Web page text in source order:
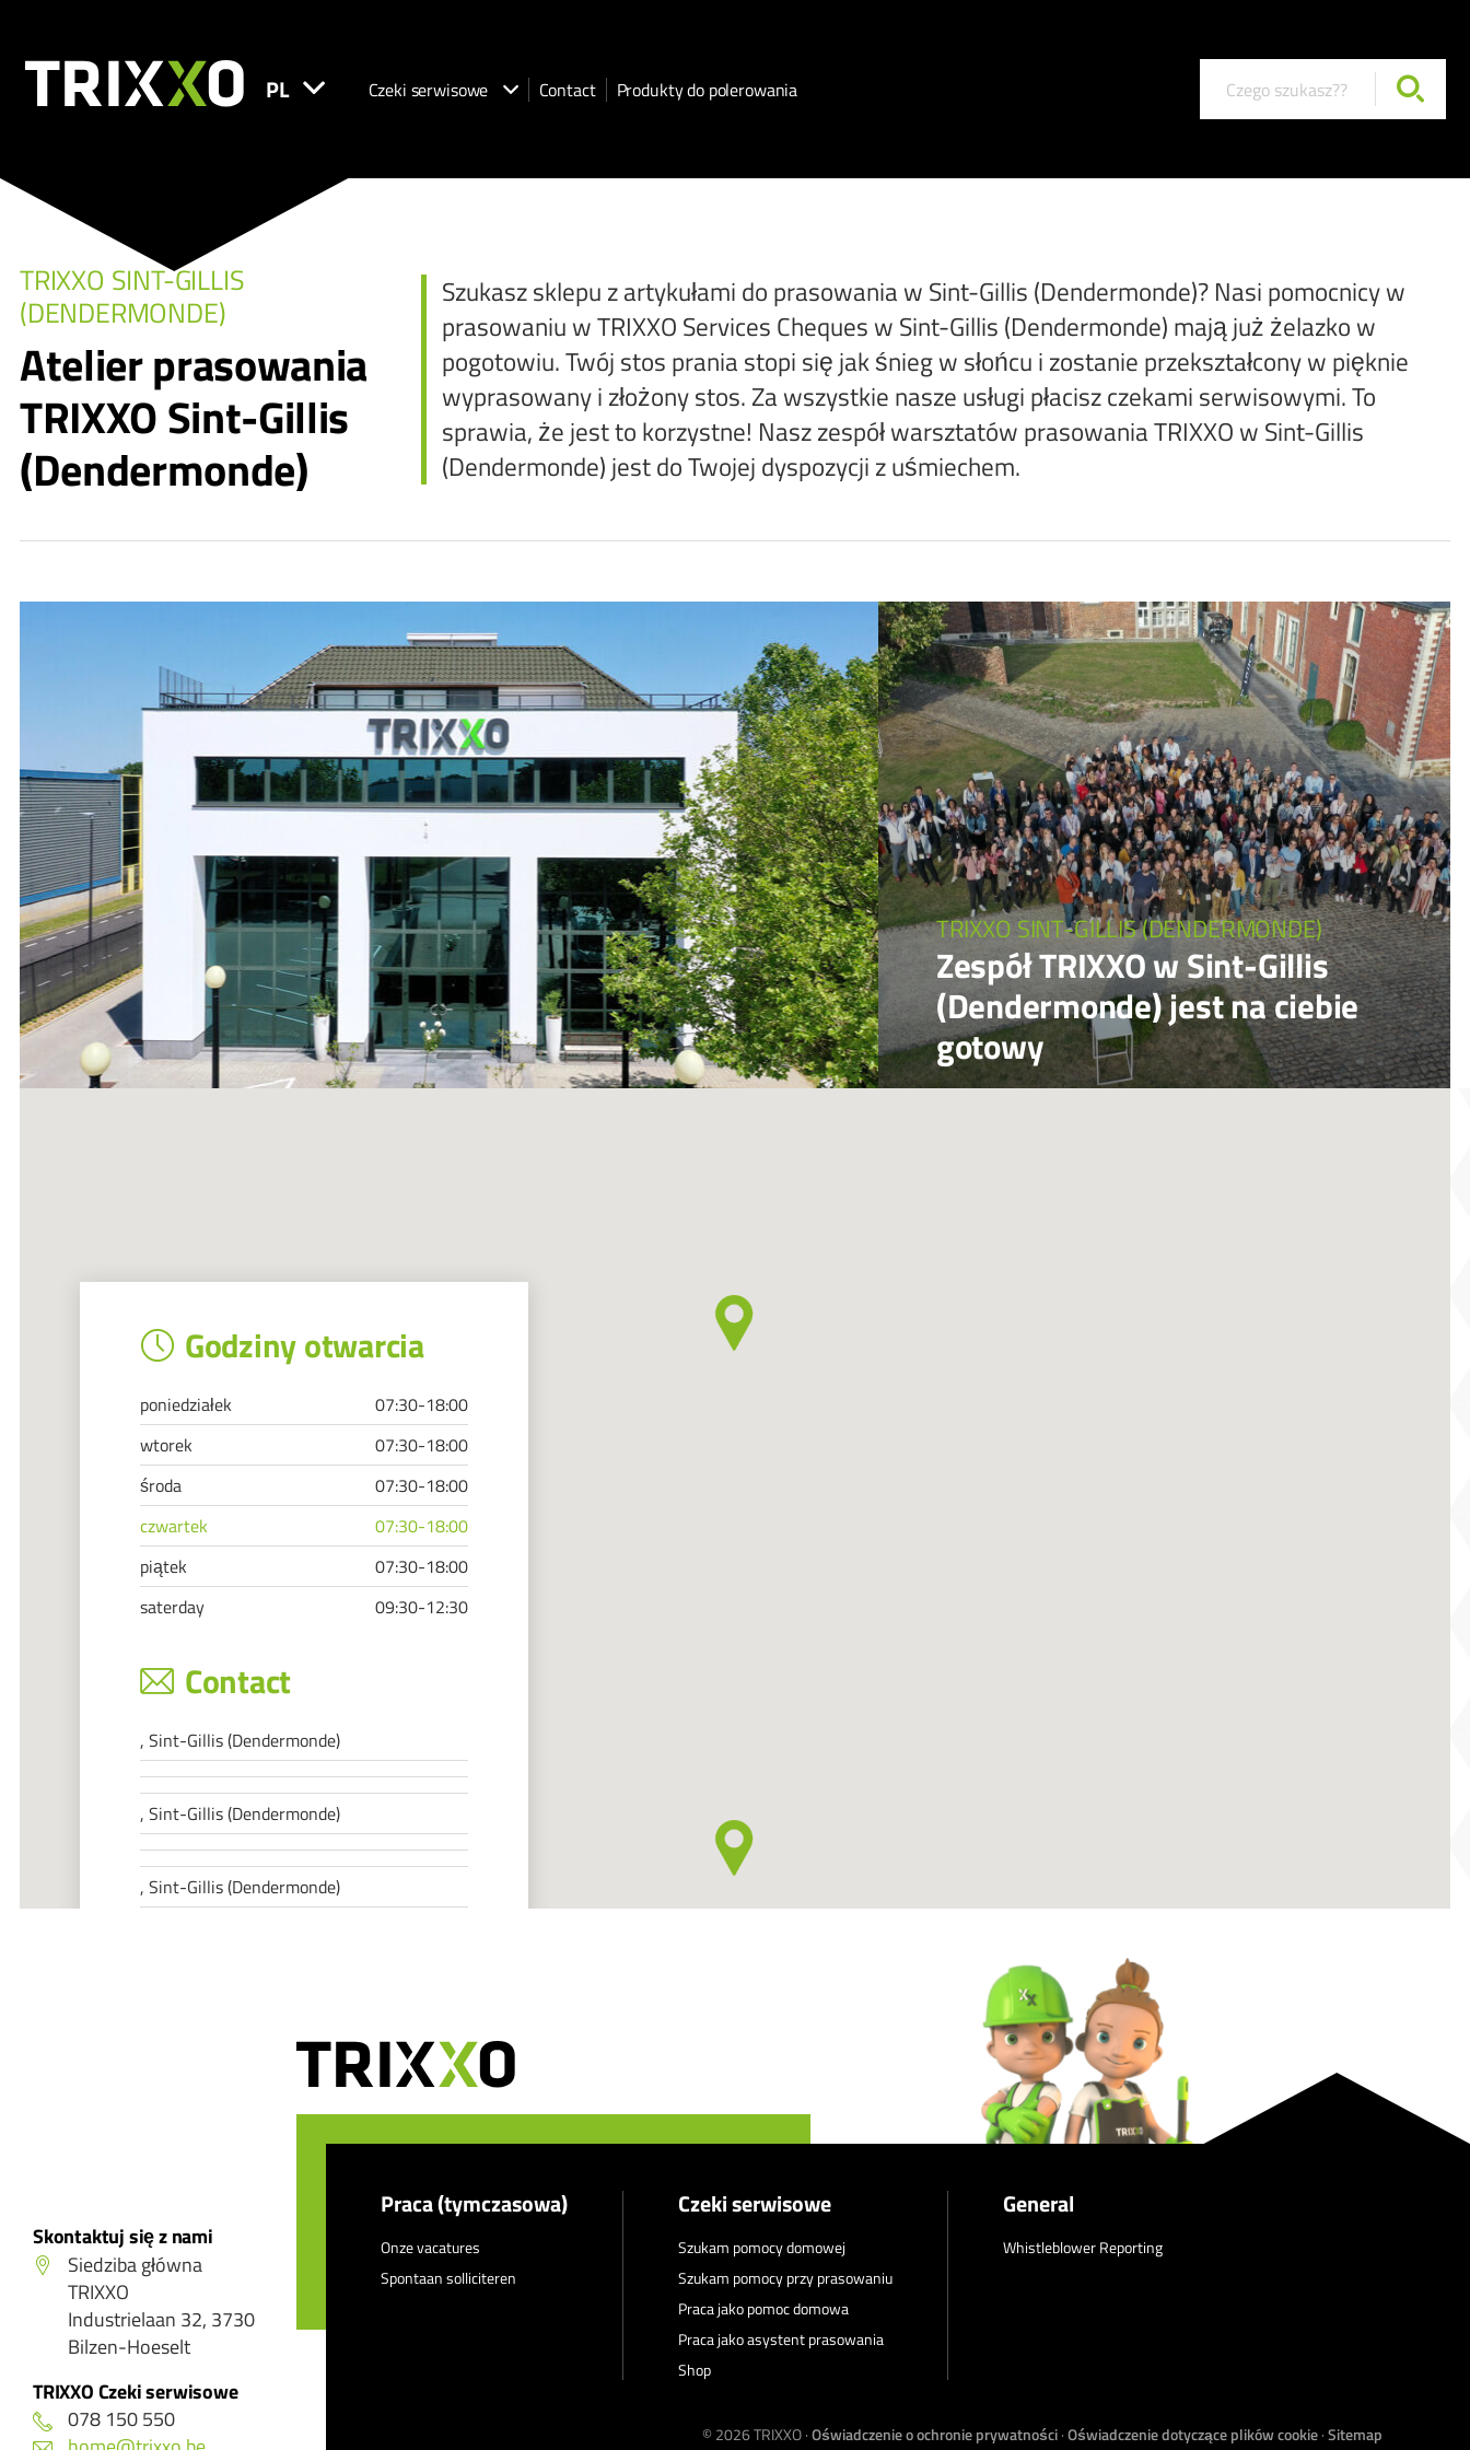
PL Czeki serwisowe Contact Produkty do polerowania
TRIXXO SINT-GILLIS
(DENDERMONDE)
Atelier prasowania
TRIXXO Sint-Gillis
(Dendermonde)
Szukasz sklepu z artykułami do prasowania w Sint-Gillis (Dendermonde)? Nasi pomocnicy w
prasowaniu w TRIXXO Services Cheques w Sint-Gillis (Dendermonde) mają już żelazko w
pogotowiu. Twój stos prania stopi się jak śnieg w słońcu i zostanie przekształcony w pięknie
wyprasowany i złożony stos. Za wszystkie nasze usługi płacisz czekami serwisowymi. To
sprawia, że jest to korzystne! Nasz zespół warsztatów prasowania TRIXXO w Sint-Gillis
(Dendermonde) jest do Twojej dyspozycji z uśmiechem.
TRIXXO SINT-GILLIS (DENDERMONDE)
Zespół TRIXXO w Sint-Gillis
(Dendermonde) jest na ciebie
gotowy
Godziny otwarcia
poniedziałek
07:30-18:00
wtorek
07:30-18:00
środa
07:30-18:00
czwartek
07:30-18:00
piątek
07:30-18:00
saterday
09:30-12:30
Contact
, Sint-Gillis (Dendermonde)
, Sint-Gillis (Dendermonde)
, Sint-Gillis (Dendermonde)
, Sint-Gillis (Dendermonde)
, Sint-Gillis (Dendermonde)
, Sint-Gillis (Dendermonde)
Skontaktuj się z nami
Siedziba główna
TRIXXO
Industrielaan 32, 3730
Bilzen-Hoeselt
TRIXXO Czeki serwisowe
078 150 550
Praca (tymczasowa)
Onze vacatures
Spontaan solliciteren
Czeki serwisowe
Szukam pomocy domowej
Szukam pomocy przy prasowaniu
Praca jako pomoc domowa
Praca jako asystent prasowania
Shop
General
Whistleblower Reporting
© 2026TRIXXO·Oświadczenie o ochronie prywatności·Oświadczenie dotyczące plików cookie·Sitemap